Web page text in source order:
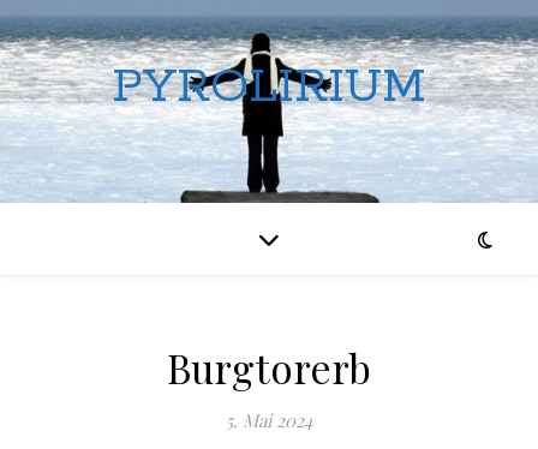
PYROLIRIUM
Burgtorerb
5. Mai 2024